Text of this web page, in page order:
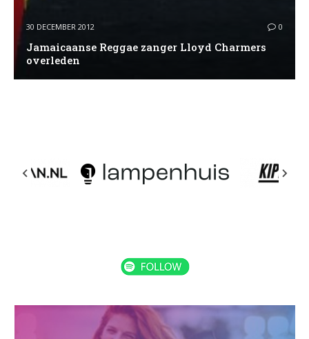
30 DECEMBER 2012 0
Jamaicaanse Reggae zanger Lloyd Charmers
overleden